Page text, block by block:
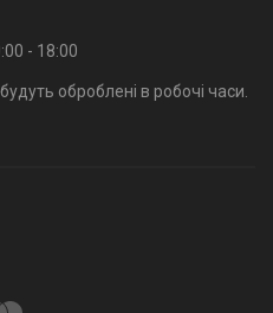
- 18:00
оброблені в робочі часи.